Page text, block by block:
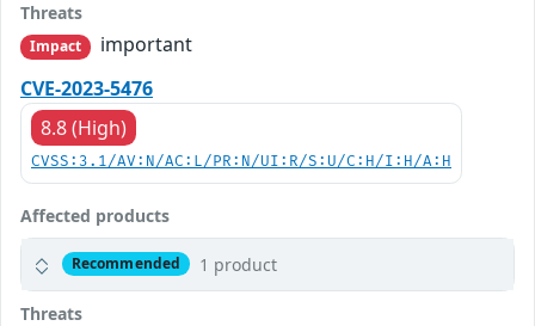
Threats
Impact
important
CVE-2023-5476
8.8 (High)
CVSS:3.1/AV:N/AC:L/PR:N/UI:R/S:U/C:H/I:H/A:H
Affected products
Recommended 1 product
Threats